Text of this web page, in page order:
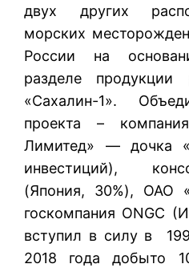
двух других
морских
России на
разделе продукции
«Сахалин-1».
проекта –
Лимитед» — дочка
инвестиций),
(Япония, 30%), ОАО
госкомпания ONGC
вступил в силу в
2018 года добыто